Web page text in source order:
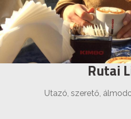
Rutai
Utazó, szerető,